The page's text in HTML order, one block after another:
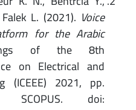
Falek L. (2021).Voice
for the Arabic
of the 8th
on Electrical and
(ICEEE) 2021, pp.
SCOPUS. doi: